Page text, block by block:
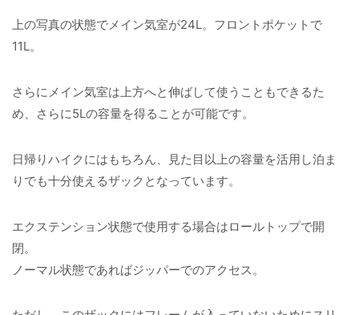
上の写真の状態でメイン気室が24L。フロントポケットで
11L。
さらにメイン気室は上方へと伸ばして使うこともできるた
め、さらに5Lの容量を得ることが可能です。
日帰りハイクにはもちろん、見た目以上の容量を活用し泊ま
りでも十分使えるザックとなっています。
エクステンション状態で使用する場合はロールトップで開
閉。
ノーマル状態であればジッパーでのアクセス。